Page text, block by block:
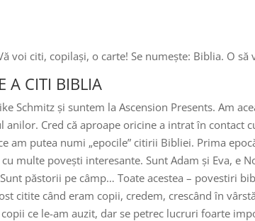
voi citi, copilași, o carte! Se numește: Biblia. O
A CITI BIBLIA
Schmitz și suntem la Ascension Presents. Am
anilor. Cred că aproape oricine a intrat în contact
am putea numi „epocile” citirii Bibliei. Prima
multe povești interesante. Sunt Adam și Eva, e
păstorii pe câmp… Toate acestea – povestiri
citite când eram copii, credem, crescând în
ce le-am auzit, dar se petrec lucruri foarte